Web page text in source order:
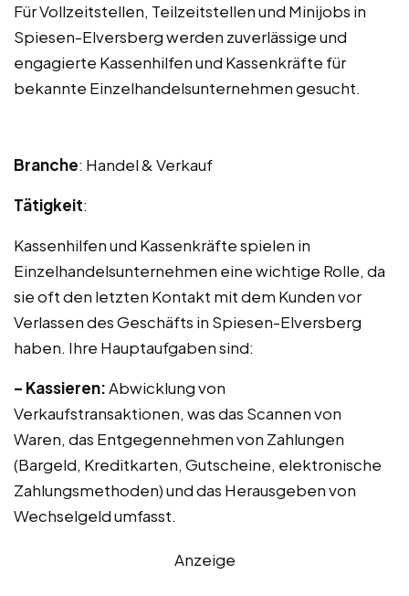
Für Vollzeitstellen, Teilzeitstellen und Minijobs in
Spiesen-Elversberg werden zuverlässige und
engagierte Kassenhilfen und Kassenkräfte für
bekannte Einzelhandelsunternehmen gesucht.
Branche: Handel & Verkauf
Tätigkeit:
Kassenhilfen und Kassenkräfte spielen in
Einzelhandelsunternehmen eine wichtige Rolle, da
sie oft den letzten Kontakt mit dem Kunden vor
Verlassen des Geschäfts in Spiesen-Elversberg
haben. Ihre Hauptaufgaben sind:
– Kassieren:Abwicklung von
Verkaufstransaktionen, was das Scannen von
Waren, das Entgegennehmen von Zahlungen
(Bargeld, Kreditkarten, Gutscheine, elektronische
Zahlungsmethoden) und das Herausgeben von
Wechselgeld umfasst.
Anzeige